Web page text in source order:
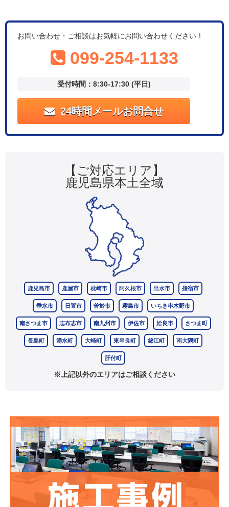
お問い合わせ・ご相談はお気軽にお問い合わせください！
099-254-1133
受付時間：8:30-17:30 (平日)
24時間メールお問合せ
【ご対応エリア】
鹿児島県本土全域
鹿児島市 鹿屋市 枕崎市 阿久根市 出水市 指宿市
垂水市 日置市 曽於市 霧島市 いちき串木野市
南さつま市 志布志市 南九州市 伊佐市 姶良市 さつま町
長島町 湧水町 大崎町 東串良町 錦江町 南大隅町
肝付町
※上記以外のエリアはご相談ください